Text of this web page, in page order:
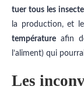
tuer tous les
la production, et
température afin
l’aliment) qui
Les